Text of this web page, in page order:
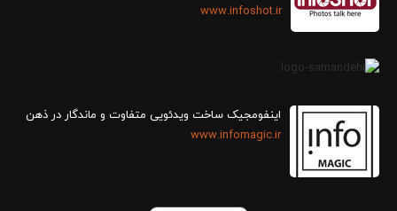
www.infoshot.ir
اینفومجیک ساخت ویدئویی متفاوت و ماندگار در ذهن
www.infomagic.ir